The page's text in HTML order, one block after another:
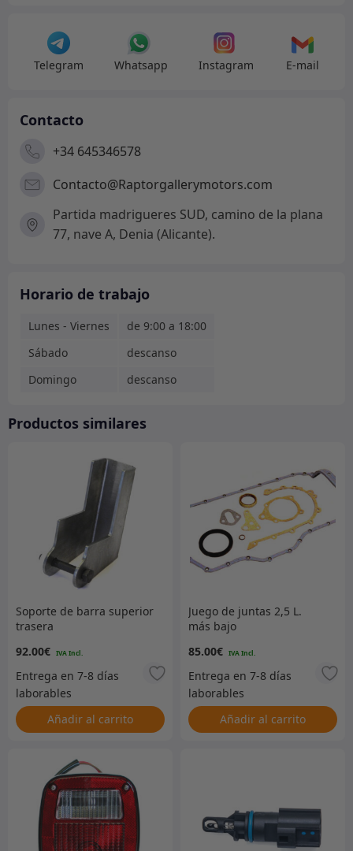
Telegram Whatsapp Instagram E-mail
Contacto
+34 645346578
Contacto@Raptorgallerymotors.com
Partida madrigueres SUD, camino de la plana
77, nave A, Denia (Alicante).
Horario de trabajo
Lunes - Viernes
de 9:00 a 18:00
Sábado
descanso
Domingo
descanso
Productos similares
Soporte de barra superior
trasera
92.00€
Añadir al carrito
Juego de juntas 2,5 L.
más bajo
85.00€
Añadir al carrito